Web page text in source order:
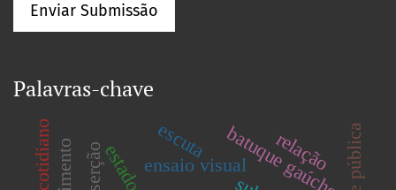
Enviar Submissão
Palavras-chave
ensaio visualbatuque gaúcho
inserção arte pública
relação
cotidiano escuta